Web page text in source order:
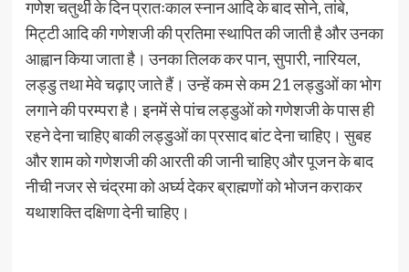
गणेश चतुर्थी के दिन प्रातःकाल स्नान आदि के बाद सोने, तांबे,
मिट्टी आदि की गणेशजी की प्रतिमा स्थापित की जाती है और उनका
आह्वान किया जाता है। उनका तिलक कर पान, सुपारी, नारियल,
लड्डु तथा मेवे चढ़ाए जाते हैं। उन्हें कम से कम 21 लड्डुओं का भोग
लगाने की परम्परा है। इनमें से पांच लड्डुओं को गणेशजी के पास ही
रहने देना चाहिए बाकी लड्डुओं का प्रसाद बांट देना चाहिए। सुबह
और शाम को गणेशजी की आरती की जानी चाहिए और पूजन के बाद
नीची नजर से चंद्रमा को अर्घ्य देकर ब्राह्मणों को भोजन कराकर
यथाशक्ति दक्षिणा देनी चाहिए।